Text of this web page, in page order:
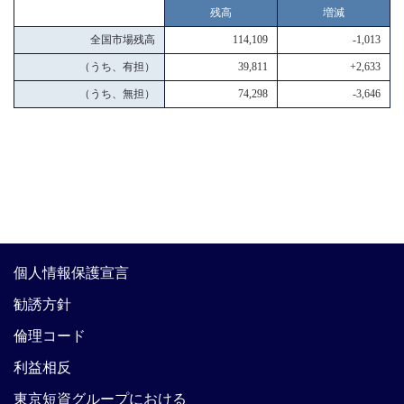
残高 増減
全国市場残高 114,109 -1,013
（うち、有担） 39,811 +2,633
（うち、無担） 74,298 -3,646
個人情報保護宣言
勧誘方針
倫理コード
利益相反
東京短資グループにおける